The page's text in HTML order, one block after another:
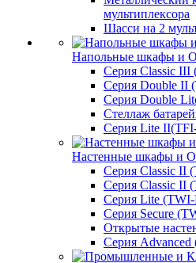
мультиплексора
Шасси на 2
Напольные шкафы и
Серия Classic III
Серия Double II
Серия Double
Стеллаж
Серия Lite
Настенные шкафы и
Серия Classic II
Серия Classic II
Серия Lite
Серия Secure
Открытые
Серия Advanced